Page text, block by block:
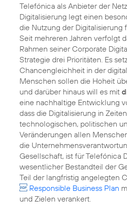
Telefónica als Anbieter der
Digitalisierung legt einen
die Nutzung der Digitalisierung
Seit mehreren Jahren verfolgt
Rahmen seiner Corporate
Strategie drei Prioritäten. Es
Chancengleichheit in der
Menschen sollen die Hoheit
und darüber hinaus will es mit
eine nachhaltige Entwicklung
dass die Digitalisierung in
technologischen, politischen
Veränderungen allen
die
Gesellschaft, ist für Telefónica
wesentlicher Bestandteil der
Teil der langfristig angelegten
Responsible Business Plan
und Zielen verankert.